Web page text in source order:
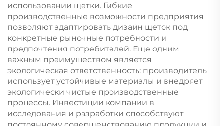
использовании щетки. Гибкие
производственные возможности предприятия
позволяют адаптировать дизайн щеток под
конкретные рыночные потребности и
предпочтения потребителей. Еще одним
важным преимуществом является
экологическая ответственность: производитель
использует устойчивые материалы и внедряет
экологически чистые производственные
процессы. Инвестиции компании в
исследования и разработки способствуют